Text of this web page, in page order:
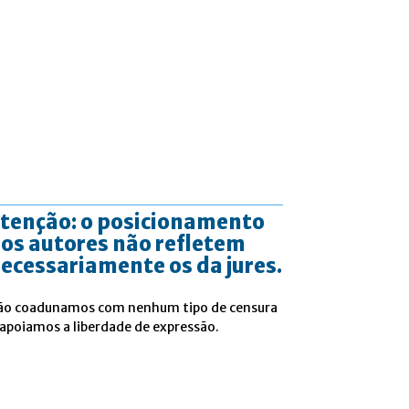
o posicionamento
autores não refletem
os da jures.
coadunamos com nenhum tipo de censura
a liberdade de expressão.